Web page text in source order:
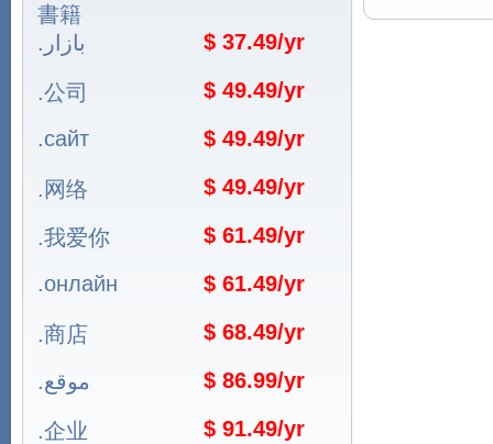
書籍
.بازار $ 37.49/yr
.公司
$ 49.49/yr
.сайт
$ 49.49/yr
.网络 $ 49.49/yr
.我爱你
$ 61.49/yr
.онлайн
$ 61.49/yr
.商店 $ 68.49/yr
.موقع $ 86.99/yr
.企业 $ 91.49/yr